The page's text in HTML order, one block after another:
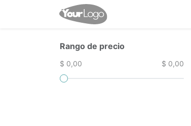
Rango de precio
$ 0,00 $ 0,00